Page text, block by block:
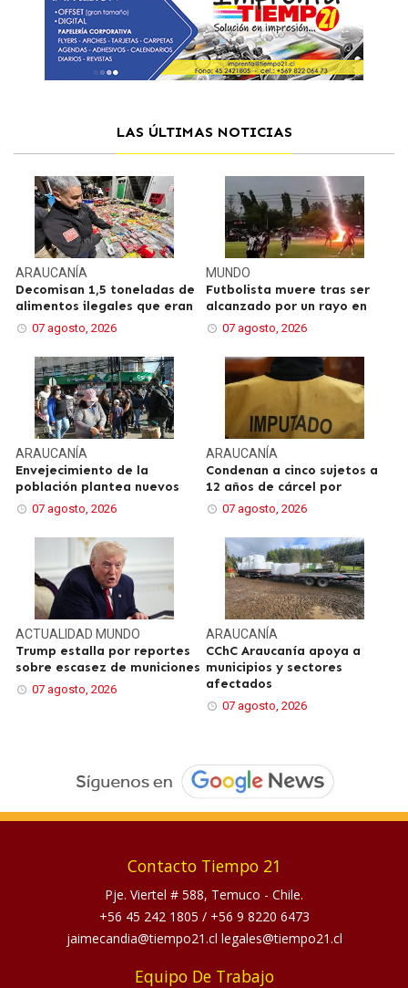
LAS ÚLTIMAS NOTICIAS
ARAUCANÍA
Decomisan 1,5 toneladas de
alimentos ilegales que eran
07 agosto, 2026
MUNDO
Futbolista muere tras ser
alcanzado por un rayo en
07 agosto, 2026
ARAUCANÍA
Envejecimiento de la
población plantea nuevos
07 agosto, 2026
ARAUCANÍA
Condenan a cinco sujetos a
12 años de cárcel por
07 agosto, 2026
ACTUALIDAD MUNDO
Trump estalla por reportes
sobre escasez de municiones
07 agosto, 2026
ARAUCANÍA
CChC Araucanía apoya a
municipios y sectores
afectados
07 agosto, 2026
Contacto Tiempo 21
Pje. Viertel # 588, Temuco - Chile.
+56 45 242 1805 / +56 9 8220 6473
jaimecandia@tiempo21.cl legales@tiempo21.cl
Equipo De Trabajo